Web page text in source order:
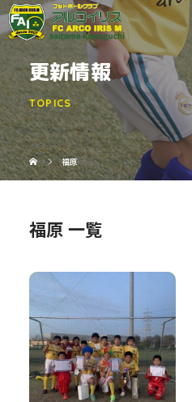
更新情報
TOPICS
福原
福原 一覧